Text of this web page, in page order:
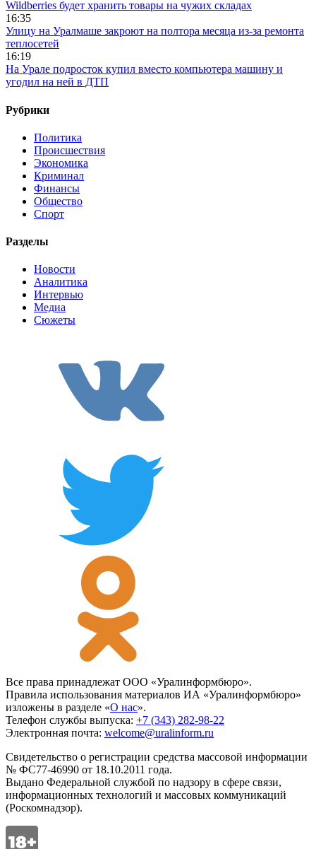
Wildberries будет хранить товары на чужих складах
16:35
Улицу на Уралмаше закроют на полтора месяца из-за ремонта
теплосетей
16:19
На Урале подросток купил вместо компьютера машину и
угодил на ней в ДТП
Рубрики
Политика
Происшествия
Экономика
Криминал
Финансы
Общество
Спорт
Разделы
Новости
Аналитика
Интервью
Медиа
Сюжеты
Все права принадлежат ООО «Уралинформбюро».
Правила использования материалов ИА «Уралинформбюро»
изложены в разделе «О нас».
Телефон службы выпуска: +7 (343) 282-98-22
Электронная почта: welcome@uralinform.ru
Свидетельство о регистрации средства массовой информации
№ ФС77-46990 от 18.10.2011 года.
Выдано Федеральной службой по надзору в сфере связи,
информационных технологий и массовых коммуникаций
(Роскомнадзор).